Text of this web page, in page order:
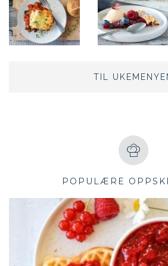
TIL
POPULÆRE